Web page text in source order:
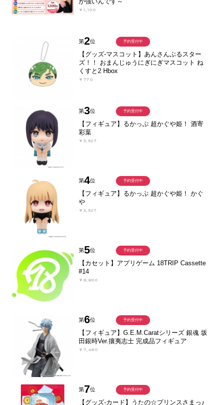
￥1,100
第2位
【グッズ-マスコット】あんさんぶるスター
ズ！！ おまんじゅうにぎにぎマスコット ね
くすと2 Hbox
￥770
予約受付中
第3位
【フィギュア】るかっぷ 超かぐや姫！ 酒寄
彩葉
￥3,927
予約受付中
第4位
【フィギュア】るかっぷ 超かぐや姫！ かぐ
や
￥3,927
予約受付中
第5位
【カセット】アプリゲーム 18TRIP Cassette
#14
￥8,800
予約受付中
第6位
【フィギュア】G.E.M.Caratシリーズ 銀魂 坂
田銀時Ver.攘夷志士 完成品フィギュア
￥7,480
予約受付中
第7位
【グッズ-カード】うたの☆プリンスさまっ♪
予約受付中